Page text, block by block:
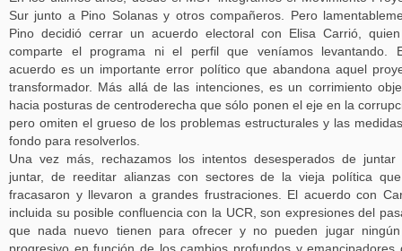
Sur junto a Pino Solanas y otros compañeros. Pero
Pino decidió cerrar un acuerdo electoral con Elisa Carrió,
comparte el programa ni el perfil que veníamos levantando.
acuerdo es un importante error político que abandona aquel
transformador. Más allá de las intenciones, es un corrimiento
hacia posturas de centroderecha que sólo ponen el eje en la
pero omiten el grueso de los problemas estructurales y las
fondo para resolverlos.
Una vez más, rechazamos los intentos desesperados de juntar
juntar, de reeditar alianzas con sectores de la vieja política
fracasaron y llevaron a grandes frustraciones. El acuerdo con
incluida su posible confluencia con la UCR, son expresiones del
que nada nuevo tienen para ofrecer y no pueden jugar